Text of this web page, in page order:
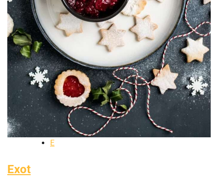
E
Exot